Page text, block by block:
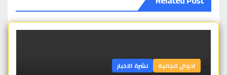
احوال الجالية نشرة الاخبار